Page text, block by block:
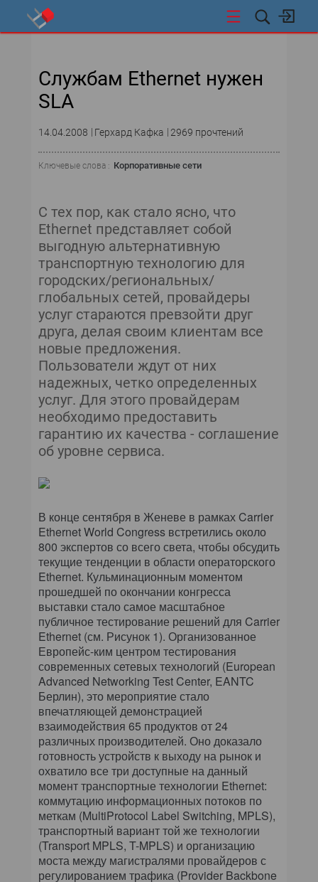
Службам Ethernet нужен
SLA
14.04.2008 Герхард Кафка 2969 прочтений
Ключевые слова : Корпоративные сети
С тех пор, как стало ясно, что
Ethernet представляет собой
выгодную альтернативную
транспортную технологию для
городских/региональных/
глобальных сетей, провайдеры
услуг стараются превзойти друг
друга, делая своим клиентам все
новые предложения.
Пользователи ждут от них
надежных, четко определенных
услуг. Для этого провайдерам
необходимо предоставить
гарантию их качества - соглашение
об уровне сервиса.
В конце сентября в Женеве в рамках Carrier
Ethernet World Congress встретились около
800 экспертов со всего света, чтобы обсудить
текущие тенденции в области операторского
Ethernet. Кульминационным моментом
прошедшей по окончании конгресса
выставки стало самое масштабное
публичное тестирование решений для Carrier
Ethernet (см. Рисунок 1). Организованное
Европейс-ким центром тестирования
современных сетевых технологий (European
Advanced Networking Test Center, EANTC
Берлин), это мероприятие стало
впечатляющей демонстрацией
взаимодействия 65 продуктов от 24
различных производителей. Оно доказало
готовность устройств к выходу на рынок и
охватило все три доступные на данный
момент транспортные технологии Ethernet:
коммутацию информационных потоков по
меткам (MultiProtocol Label Switching, MPLS),
транспортный вариант той же технологии
(Transport MPLS, T-MPLS) и организацию
моста между магистралями провайдеров с
регулированием трафика (Provider Backbone